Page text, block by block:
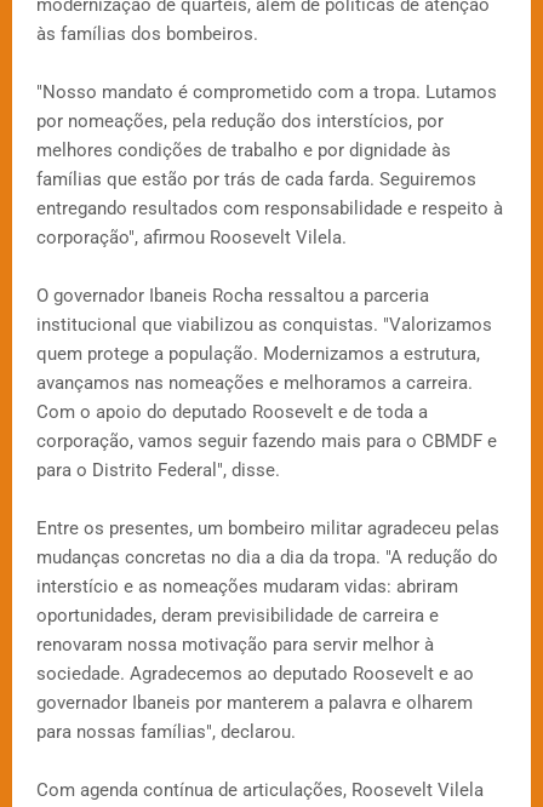
modernização de quartéis, além de políticas de atenção
às famílias dos bombeiros.
"Nosso mandato é comprometido com a tropa. Lutamos
por nomeações, pela redução dos interstícios, por
melhores condições de trabalho e por dignidade às
famílias que estão por trás de cada farda. Seguiremos
entregando resultados com responsabilidade e respeito à
corporação", afirmou Roosevelt Vilela.
O governador Ibaneis Rocha ressaltou a parceria
institucional que viabilizou as conquistas. "Valorizamos
quem protege a população. Modernizamos a estrutura,
avançamos nas nomeações e melhoramos a carreira.
Com o apoio do deputado Roosevelt e de toda a
corporação, vamos seguir fazendo mais para o CBMDF e
para o Distrito Federal", disse.
Entre os presentes, um bombeiro militar agradeceu pelas
mudanças concretas no dia a dia da tropa. "A redução do
interstício e as nomeações mudaram vidas: abriram
oportunidades, deram previsibilidade de carreira e
renovaram nossa motivação para servir melhor à
sociedade. Agradecemos ao deputado Roosevelt e ao
governador Ibaneis por manterem a palavra e olharem
para nossas famílias", declarou.
Com agenda contínua de articulações, Roosevelt Vilela